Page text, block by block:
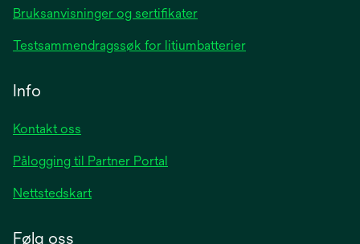
Bruksanvisninger og sertifikater
Testsammendragssøk for litiumbatterier
Info
Kontakt oss
Pålogging til Partner Portal
Nettstedskart
Følg oss